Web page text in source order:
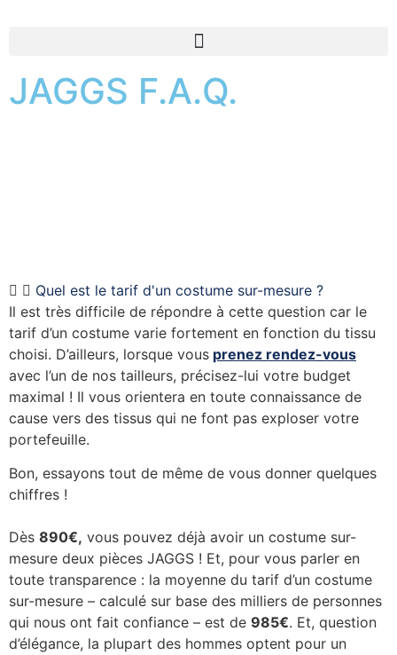
JAGGS F.A.Q.
Quel est le tarif d'un costume sur-mesure ?
Il est très difficile de répondre à cette question car le
tarif d’un costume varie fortement en fonction du tissu
choisi. D’ailleurs, lorsque vous prenez rendez-vous
avec l’un de nos tailleurs, précisez-lui votre budget
maximal ! Il vous orientera en toute connaissance de
cause vers des tissus qui ne font pas exploser votre
portefeuille.
Bon, essayons tout de même de vous donner quelques
chiffres !
Dès 890€, vous pouvez déjà avoir un costume sur-
mesure deux pièces JAGGS ! Et, pour vous parler en
toute transparence : la moyenne du tarif d’un costume
sur-mesure – calculé sur base des milliers de personnes
qui nous ont fait confiance – est de 985€. Et, question
d’élégance, la plupart des hommes optent pour un